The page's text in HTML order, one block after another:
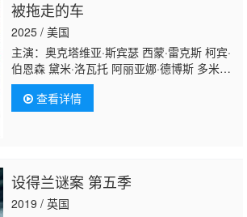
被拖走的车
2025 / 美国
主演：奥克塔维亚·斯宾瑟 西蒙·雷克斯 柯宾·
伯恩森 黛米·洛瓦托 阿丽亚娜·德博斯 多米尼
克·塞萨 汤姆·约翰逊 萝丝·拜恩 邦妮·罗斯 比
尔·温克勒 Katie·Lee·Hill Blair·Lewin 乌拉·尤
安娜·桑切斯 卡罗尔·希
查看详情
设得兰谜案 第五季
2019 / 英国